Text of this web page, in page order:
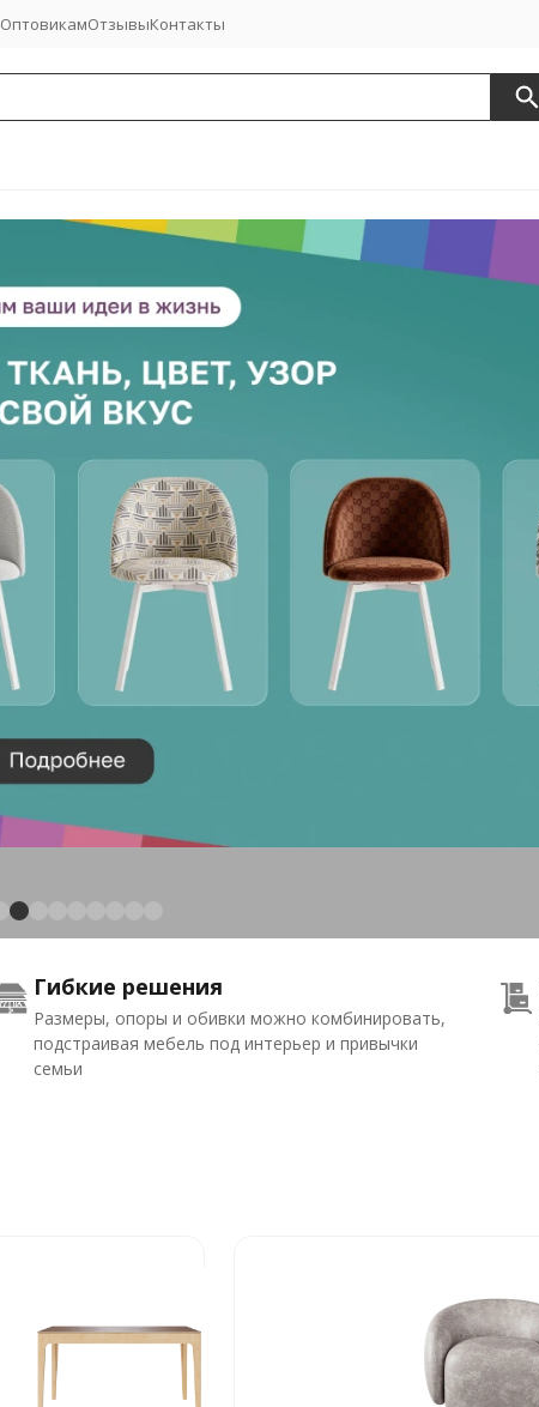
ОптовикамОтзывыКонтакты
Гибкие решения
Размеры, опоры и обивки можно комбинировать,
подстраивая мебель под интерьер и привычки
семьи